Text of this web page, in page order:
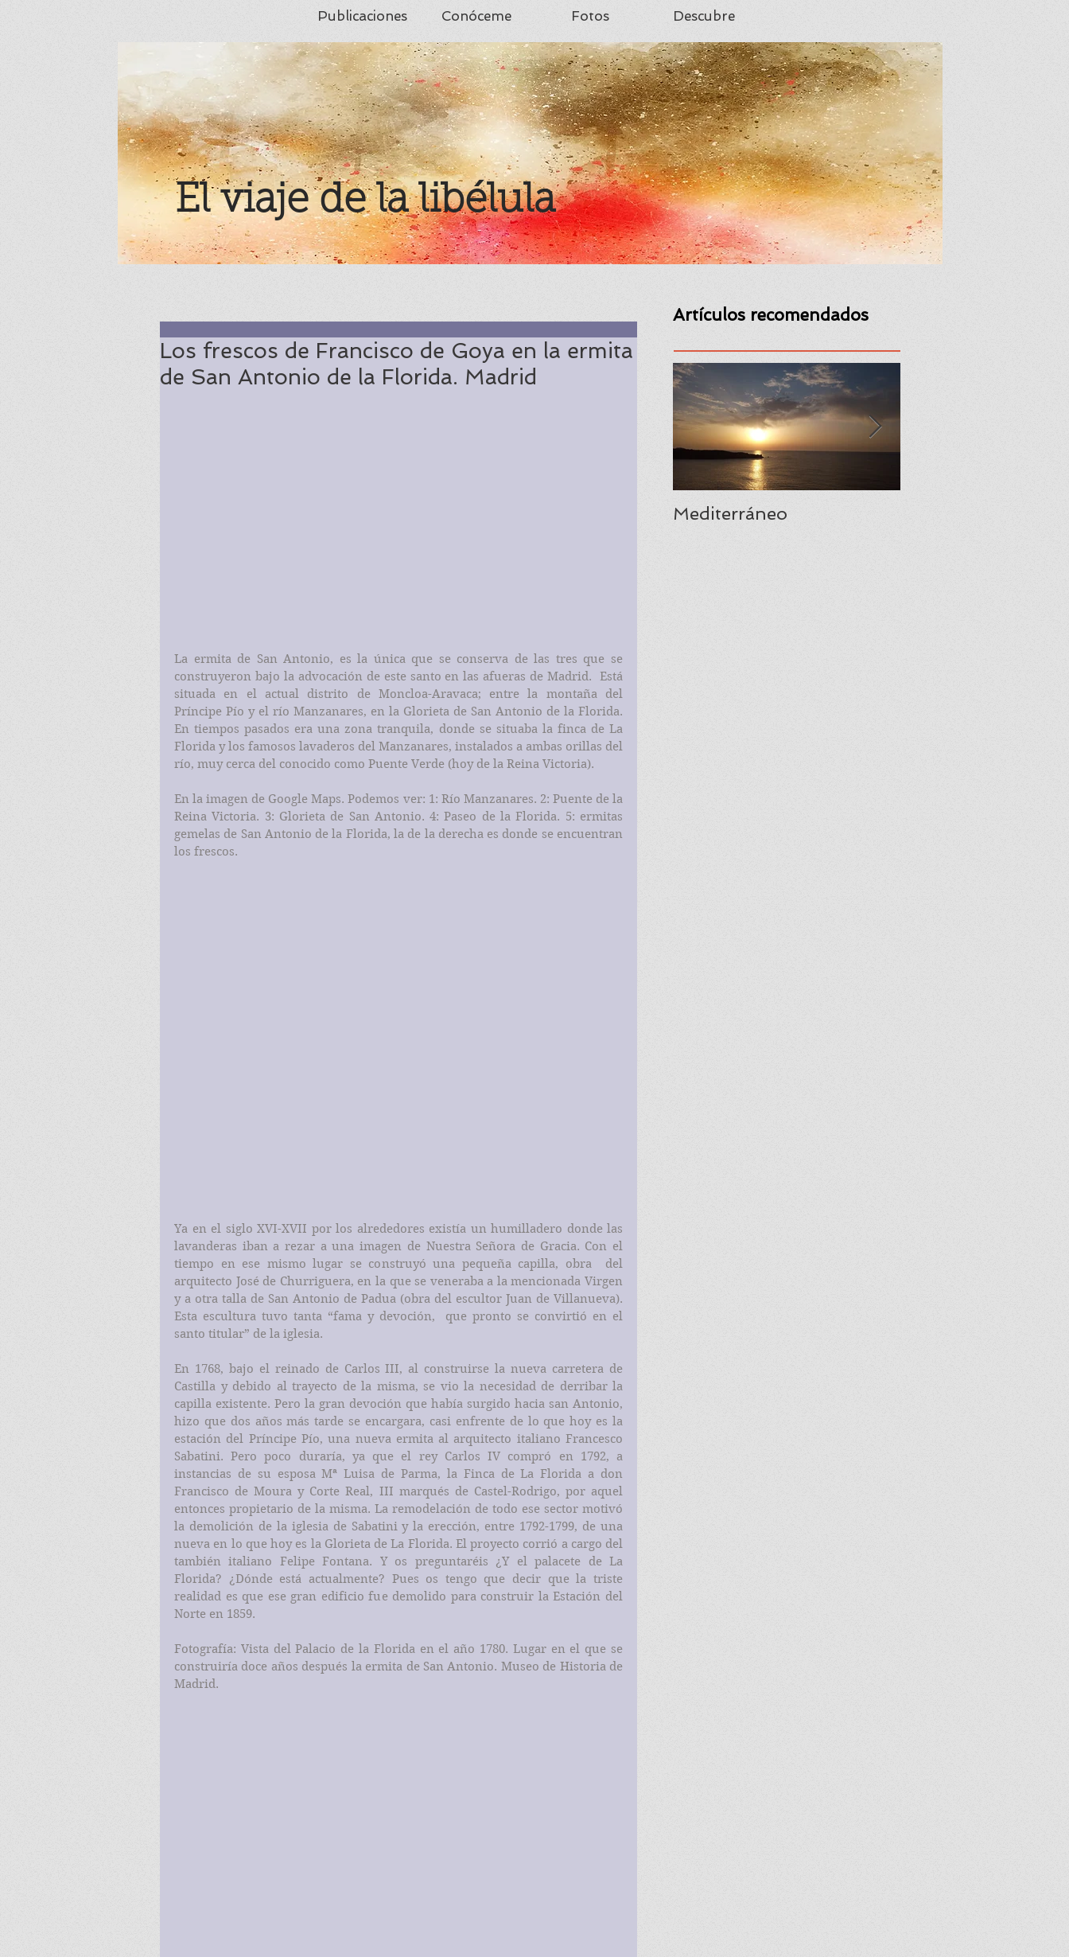
Publicaciones Conóceme Fotos Descubre
El viaje de la libélula
Los frescos de Francisco de Goya en la ermita
de San Antonio de la Florida. Madrid
La ermita de San Antonio, es la única que se conserva de las tres que se
construyeron bajo la advocación de este santo en las afueras de Madrid.  Está
situada en el actual distrito de Moncloa-Aravaca; entre la montaña del
Príncipe Pío y el río Manzanares, en la Glorieta de San Antonio de la Florida.
En tiempos pasados era una zona tranquila, donde se situaba la finca de La
Florida y los famosos lavaderos del Manzanares, instalados a ambas orillas del
río, muy cerca del conocido como Puente Verde (hoy de la Reina Victoria).
En la imagen de Google Maps. Podemos ver: 1: Río Manzanares. 2: Puente de la
Reina Victoria. 3: Glorieta de San Antonio. 4: Paseo de la Florida. 5: ermitas
gemelas de San Antonio de la Florida, la de la derecha es donde se encuentran
los frescos.
Ya en el siglo XVI-XVII por los alrededores existía un humilladero donde las
lavanderas iban a rezar a una imagen de Nuestra Señora de Gracia. Con el
tiempo en ese mismo lugar se construyó una pequeña capilla, obra  del
arquitecto José de Churriguera, en la que se veneraba a la mencionada Virgen
y a otra talla de San Antonio de Padua (obra del escultor Juan de Villanueva).
Esta escultura tuvo tanta “fama y devoción,  que pronto se convirtió en el
santo titular” de la iglesia.
En 1768, bajo el reinado de Carlos III, al construirse la nueva carretera de
Castilla y debido al trayecto de la misma, se vio la necesidad de derribar la
capilla existente. Pero la gran devoción que había surgido hacia san Antonio,
hizo que dos años más tarde se encargara, casi enfrente de lo que hoy es la
estación del Príncipe Pío, una nueva ermita al arquitecto italiano Francesco
Sabatini. Pero poco duraría, ya que el rey Carlos IV compró en 1792, a
instancias de su esposa Mª Luisa de Parma, la Finca de La Florida a don
Francisco de Moura y Corte Real, III marqués de Castel-Rodrigo, por aquel
entonces propietario de la misma. La remodelación de todo ese sector motivó
la demolición de la iglesia de Sabatini y la erección, entre 1792-1799, de una
nueva en lo que hoy es la Glorieta de La Florida. El proyecto corrió a cargo del
también italiano Felipe Fontana. Y os preguntaréis ¿Y el palacete de La
Florida? ¿Dónde está actualmente? Pues os tengo que decir que la triste
realidad es que ese gran edificio fue demolido para construir la Estación del
Norte en 1859.
Fotografía: Vista del Palacio de la Florida en el año 1780. Lugar en el que se
construiría doce años después la ermita de San Antonio. Museo de Historia de
Madrid.
Artículos recomendados
Mediterráneo